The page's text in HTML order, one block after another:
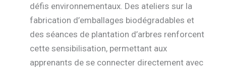
défis environnementaux. Des ateliers sur la
fabrication d’emballages biodégradables et
des séances de plantation d’arbres renforcent
cette sensibilisation, permettant aux
apprenants de se connecter directement avec